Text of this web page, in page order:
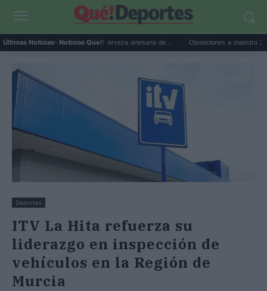
Últimas Noticias- Noticias Que!:
2026: el festival de cerveza artesana de... Oposiciones a maestro 2026:
Deportes
ITV La Hita refuerza su
liderazgo en inspección de
vehículos en la Región de
Murcia